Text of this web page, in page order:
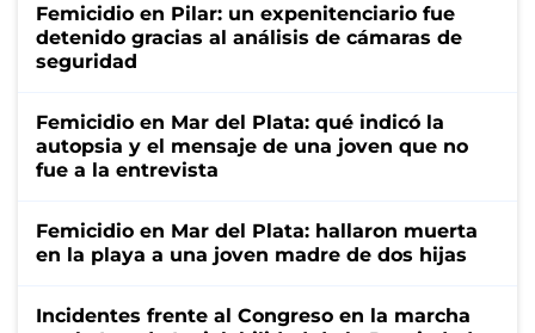
Femicidio en Pilar: un expenitenciario fue
detenido gracias al análisis de cámaras de
seguridad
Femicidio en Mar del Plata: qué indicó la
autopsia y el mensaje de una joven que no
fue a la entrevista
Femicidio en Mar del Plata: hallaron muerta
en la playa a una joven madre de dos hijas
Incidentes frente al Congreso en la marcha